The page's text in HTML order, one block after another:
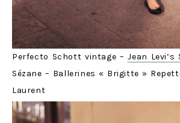
Perfecto Schott vintage –Jean Levi’s
Sézane – Ballerines « Brigitte »
Laurent